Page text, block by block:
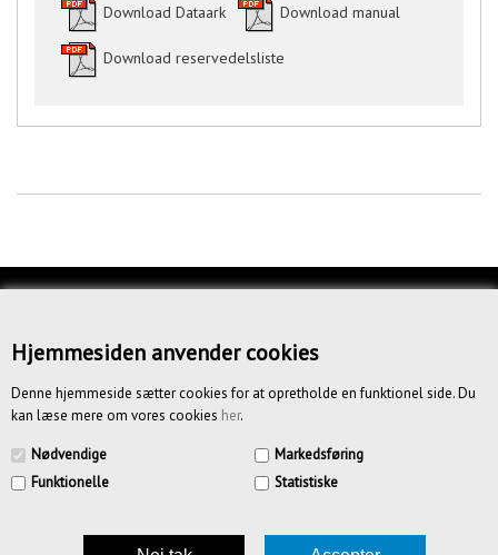
Hjemmesiden anvender cookies
Denne hjemmeside sætter cookies for at opretholde en funktionel side. Du
kan læse mere om vores cookies her.
Nødvendige
Markedsføring
Funktionelle
Statistiske
Download Dataark Download manual
Download reservedelsliste
OM OS
BETINGELSER
CREATIV.DK APS | Vandmestervej 20 | 2630 Tåstrup | CVR